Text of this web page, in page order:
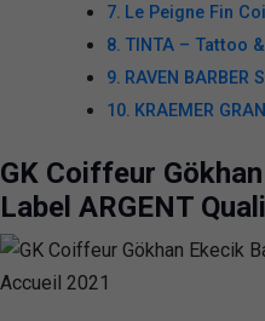
Le Peigne Fin
TINTA – Tattoo
RAVEN BARBER
KRAEMER
GK Coiffeur
Label ARGENT